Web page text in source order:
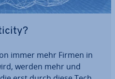
immer mehr Firmen in
werden mehr und